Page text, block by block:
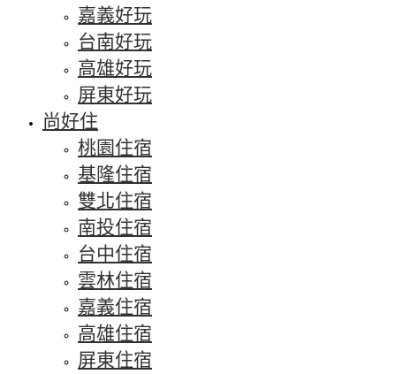
嘉義好玩
台南好玩
高雄好玩
屏東好玩
尚好住
桃園住宿
基隆住宿
雙北住宿
南投住宿
台中住宿
雲林住宿
嘉義住宿
高雄住宿
屏東住宿